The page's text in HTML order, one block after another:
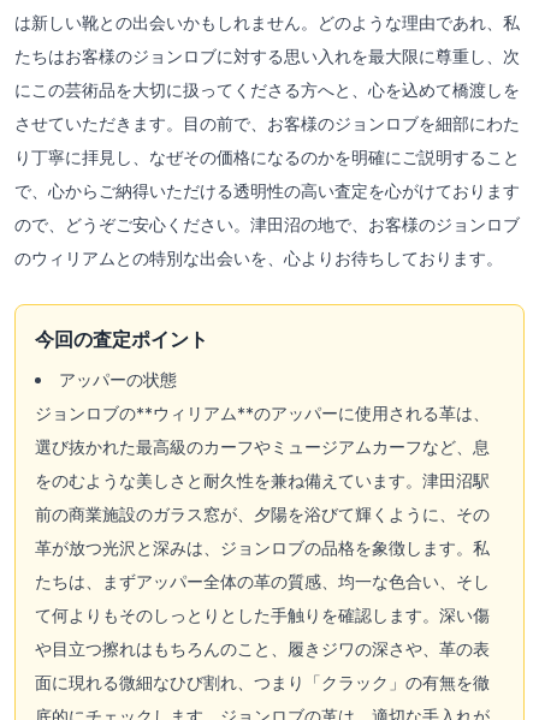
は新しい靴との出会いかもしれません。どのような理由であれ、私
たちはお客様のジョンロブに対する思い入れを最大限に尊重し、次
にこの芸術品を大切に扱ってくださる方へと、心を込めて橋渡しを
させていただきます。目の前で、お客様のジョンロブを細部にわた
り丁寧に拝見し、なぜその価格になるのかを明確にご説明すること
で、心からご納得いただける透明性の高い査定を心がけております
ので、どうぞご安心ください。津田沼の地で、お客様のジョンロブ
のウィリアムとの特別な出会いを、心よりお待ちしております。
今回の査定ポイント
アッパーの状態
ジョンロブの**ウィリアム**のアッパーに使用される革は、
選び抜かれた最高級のカーフやミュージアムカーフなど、息
をのむような美しさと耐久性を兼ね備えています。津田沼駅
前の商業施設のガラス窓が、夕陽を浴びて輝くように、その
革が放つ光沢と深みは、ジョンロブの品格を象徴します。私
たちは、まずアッパー全体の革の質感、均一な色合い、そし
て何よりもそのしっとりとした手触りを確認します。深い傷
や目立つ擦れはもちろんのこと、履きジワの深さや、革の表
面に現れる微細なひび割れ、つまり「クラック」の有無を徹
底的にチェックします。ジョンロブの革は、適切な手入れが